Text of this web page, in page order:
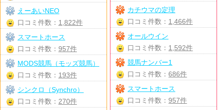
カチウマの定理
口コミ件数： 1,466件
オールウイン
口コミ件数： 1,592件
競馬ナンバー1
口コミ件数：686件
スマートホース
口コミ件数：957件
えーあいNEO
口コミ件数： 1,822件
スマートホース
口コミ件数： 957件
MODS競馬（モッズ競馬）
口コミ件数： 193件
シンクロ（Synchro）
口コミ件数： 270件